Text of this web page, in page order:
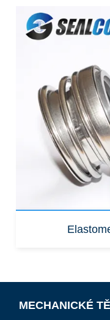
Náhrada za:
John jeřáb typ
MECHANICKÉ